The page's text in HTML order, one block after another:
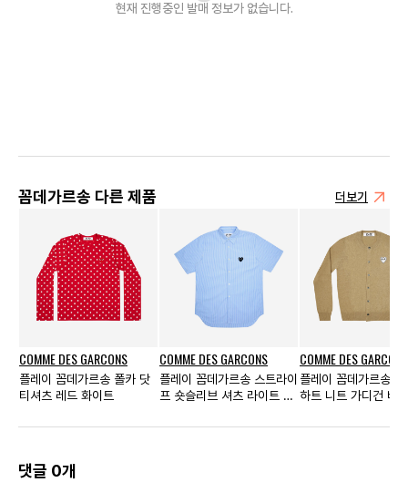
현재 진행중인 발매 정보가 없습니다.
꼼데가르송 다른 제품 더보기
COMME DES GARCONS
플레이 꼼데가르송 폴카 닷
티셔츠 레드 화이트
COMME DES GARCONS
플레이 꼼데가르송 스트라이
프 숏슬리브 셔츠 라이트 블
COMME DES GARCONS
플레이 꼼데가르송 화
하트 니트 가디건 베
댓글 0개